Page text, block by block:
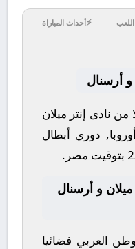
⚡أحداث المباراة
و أرسنال
2026-01-20 كلا من نادى إنتر ميلان
دوري أبطال
و أرسنال
العربي فضائيا